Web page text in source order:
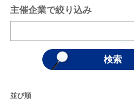
主催企業で絞り込み
並び順